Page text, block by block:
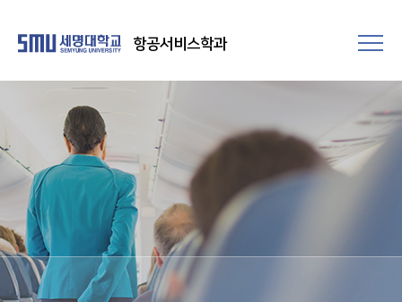
항공서비스학과